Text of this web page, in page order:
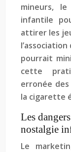
mineurs,
infantile
attirer les
pourrait
cette
erronée des
la cigarette
Les
nostalgie
Le